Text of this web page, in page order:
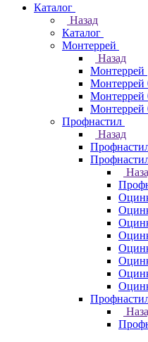
Каталог
Назад
Каталог
Монтеррей
Назад
Монтеррей
Монтеррей
Монтеррей
Монтеррей
Профнастил
Назад